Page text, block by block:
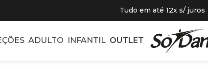
Tudo em até 12x s/ juros
ADULTO INFANTIL OUTLET